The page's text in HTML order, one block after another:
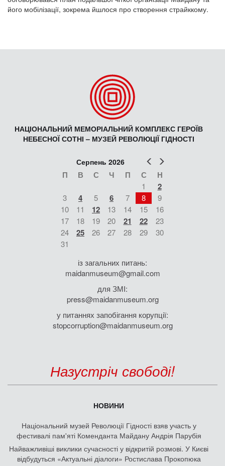
його мобілізації, зокрема йшлося про створення страйккому.
НАЦІОНАЛЬНИЙ МЕМОРІАЛЬНИЙ КОМПЛЕКС ГЕРОЇВ
НЕБЕСНОЇ СОТНІ – МУЗЕЙ РЕВОЛЮЦІЇ ГІДНОСТІ
Попер
Серпень 2026
П В С Ч П С Н
1 2
3 4 5 6 7 8
9
10
11 12 13 14 15
16
17
18 19 20 21 22
23
24
25 26 27 28 29
30
31
із загальних питань:
maidanmuseum@gmail.com
для ЗМІ:
press@maidanmuseum.org
у питаннях запобігання корупції:
stopcorruption@maidanmuseum.org
Назустріч свободі!
НОВИНИ
Національний музей Революції Гідності взяв участь у
фестивалі пам'яті Коменданта Майдану Андрія Парубія
Найважливіші виклики сучасності у відкритій розмові. У Києві
відбудуться «Актуальні діалоги» Ростислава Прокопюка